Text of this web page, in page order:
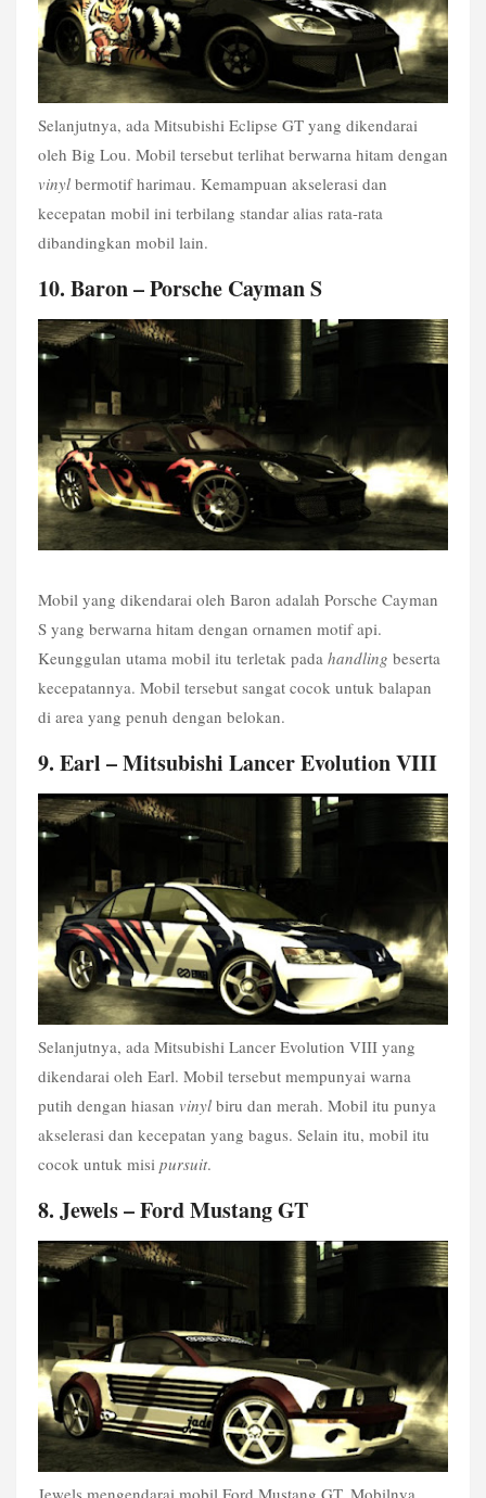
Selanjutnya, ada Mitsubishi Eclipse GT yang dikendarai
vinyl bermotif harimau. Kemampuan akselerasi dan
kecepatan mobil ini terbilang standar alias rata-rata
dibandingkan mobil lain.
10. Baron – Porsche Cayman S
Mobil yang dikendarai oleh Baron adalah Porsche Cayman
S yang berwarna hitam dengan ornamen motif api.
Keunggulan utama mobil itu terletak pada handling beserta
kecepatannya. Mobil tersebut sangat cocok untuk balapan
di area yang penuh dengan belokan.
9. Earl – Mitsubishi Lancer Evolution VIII
Selanjutnya, ada Mitsubishi Lancer Evolution VIII yang
dikendarai oleh Earl. Mobil tersebut mempunyai warna
putih dengan hiasan vinyl biru dan merah. Mobil itu punya
akselerasi dan kecepatan yang bagus. Selain itu, mobil itu
cocok untuk misi pursuit.
8. Jewels – Ford Mustang GT
Jewels mengendarai mobil Ford Mustang GT. Mobilnya